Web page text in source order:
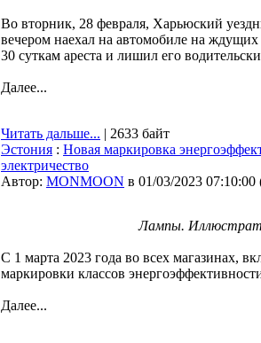
Во вторник, 28 февраля, Харьюский
вечером наехал на автомобиле на ждущих
30 суткам ареста и лишил его
Далее...
Читать дальше... | 2633 байт
Эстония : Новая маркировка
электричество
Автор: MONMOON в 01/03/2023 07:10:00
Лампы.
С 1 марта 2023 года во всех магазинах,
маркировки классов
Далее...